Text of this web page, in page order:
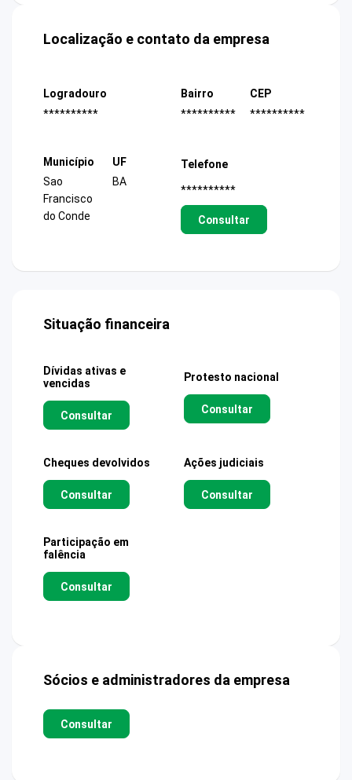
Localização e contato da empresa
Logradouro
**********
Bairro
**********
CEP
**********
Município
Sao
Francisco
do Conde
UF
BA
Telefone
**********
Consultar
Situação financeira
Dívidas ativas e
vencidas
Consultar
Protesto nacional
Consultar
Cheques devolvidos
Consultar
Ações judiciais
Consultar
Participação em
falência
Consultar
Sócios e administradores da empresa
Consultar